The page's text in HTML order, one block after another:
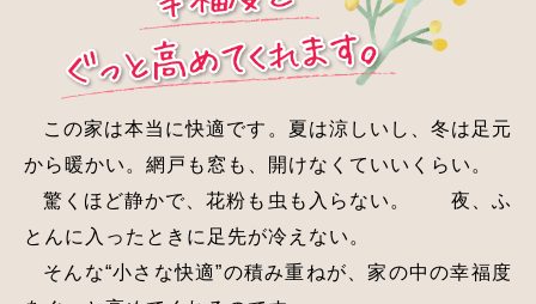
この家は本当に快適です。夏は涼しいし、冬は足元
から暖かい。網戸も窓も、開けなくていいくらい。
驚くほど静かで、花粉も虫も入らない。 夜、ふ
とんに入ったときに足先が冷えない。
そんな“小さな快適”の積み重ねが、家の中の幸福度